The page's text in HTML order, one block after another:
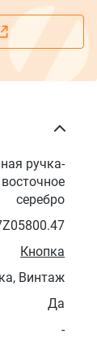
ручка-
серебро
Кнопка
Винтаж
Да
-